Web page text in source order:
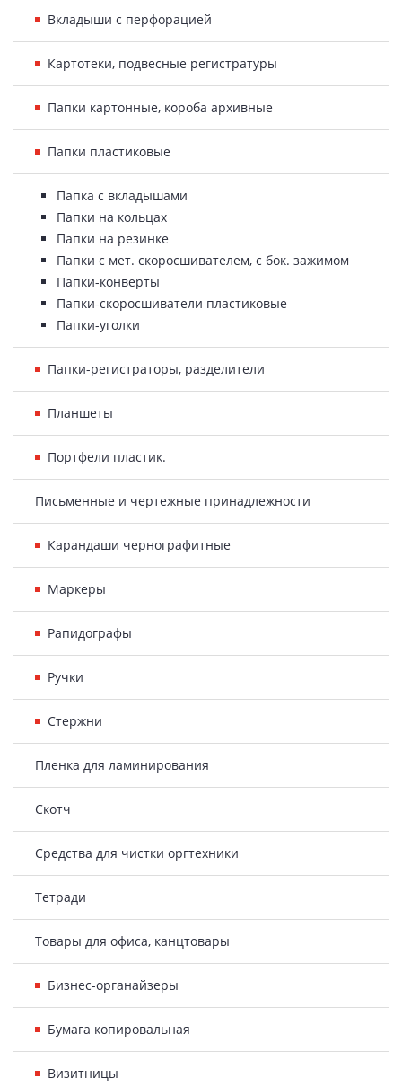
Вкладыши с перфорацией
Картотеки, подвесные регистратуры
Папки картонные, короба архивные
Папки пластиковые
Папка с вкладышами
Папки на кольцах
Папки на резинке
Папки с мет. скоросшивателем, с бок. зажимом
Папки-конверты
Папки-скоросшиватели пластиковые
Папки-уголки
Папки-регистраторы, разделители
Планшеты
Портфели пластик.
Письменные и чертежные принадлежности
Карандаши чернографитные
Маркеры
Рапидографы
Ручки
Стержни
Пленка для ламинирования
Скотч
Средства для чистки оргтехники
Тетради
Товары для офиса, канцтовары
Бизнес-органайзеры
Бумага копировальная
Визитницы